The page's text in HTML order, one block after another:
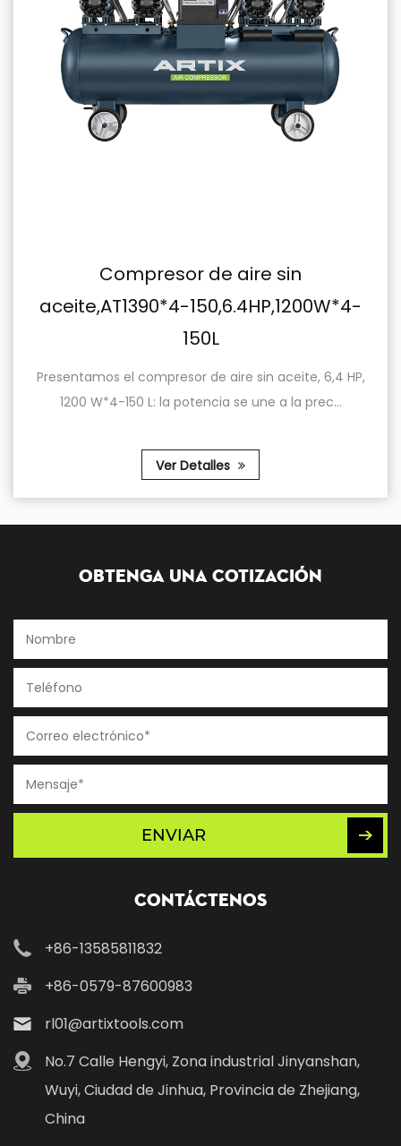
de aire sin
150,6.4HP,1200W*4-
de aire sin aceite, 6,4 HP,
la potencia se une a la prec...
Compresor
Compresor de
allanando el
Obtenga una cotización
ENVIAR
Contáctenos
+86-13585811832
+86-0579-87600983
rl01@artixtools.com
No.7 Calle Hengyi, Zona industrial Jinyanshan,
Wuyi, Ciudad de Jinhua, Provincia de Zhejiang,
China